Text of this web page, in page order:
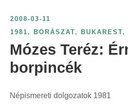
:
v
s
z
á
m
z
l
á
s
:
2008-03-11
1981 , BORÁSZAT, BUKAREST,
Mózes Teréz:
borpincék
Népismereti dolgozatok 1981